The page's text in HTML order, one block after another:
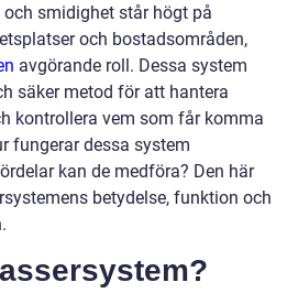
smidighet står högt på
och bostadsområden,
avgörande roll. Dessa system
säker metod för att hantera
kontrollera vem som får komma
fungerar dessa system
kan de medföra? Den här
betydelse, funktion och